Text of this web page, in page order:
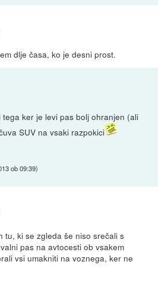
dlje časa, ko je desni prost.
ker je levi pas bolj ohranjen (ali
SUV na vsaki razpokici
ob 09:39)
tu, ki se zgleda še niso srečali s
pas na avtocesti ob vsakem
vsi umakniti na voznega, ker ne